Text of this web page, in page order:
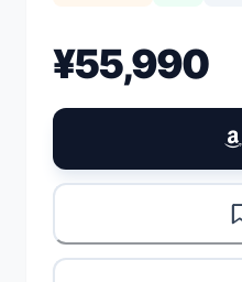
¥55,990